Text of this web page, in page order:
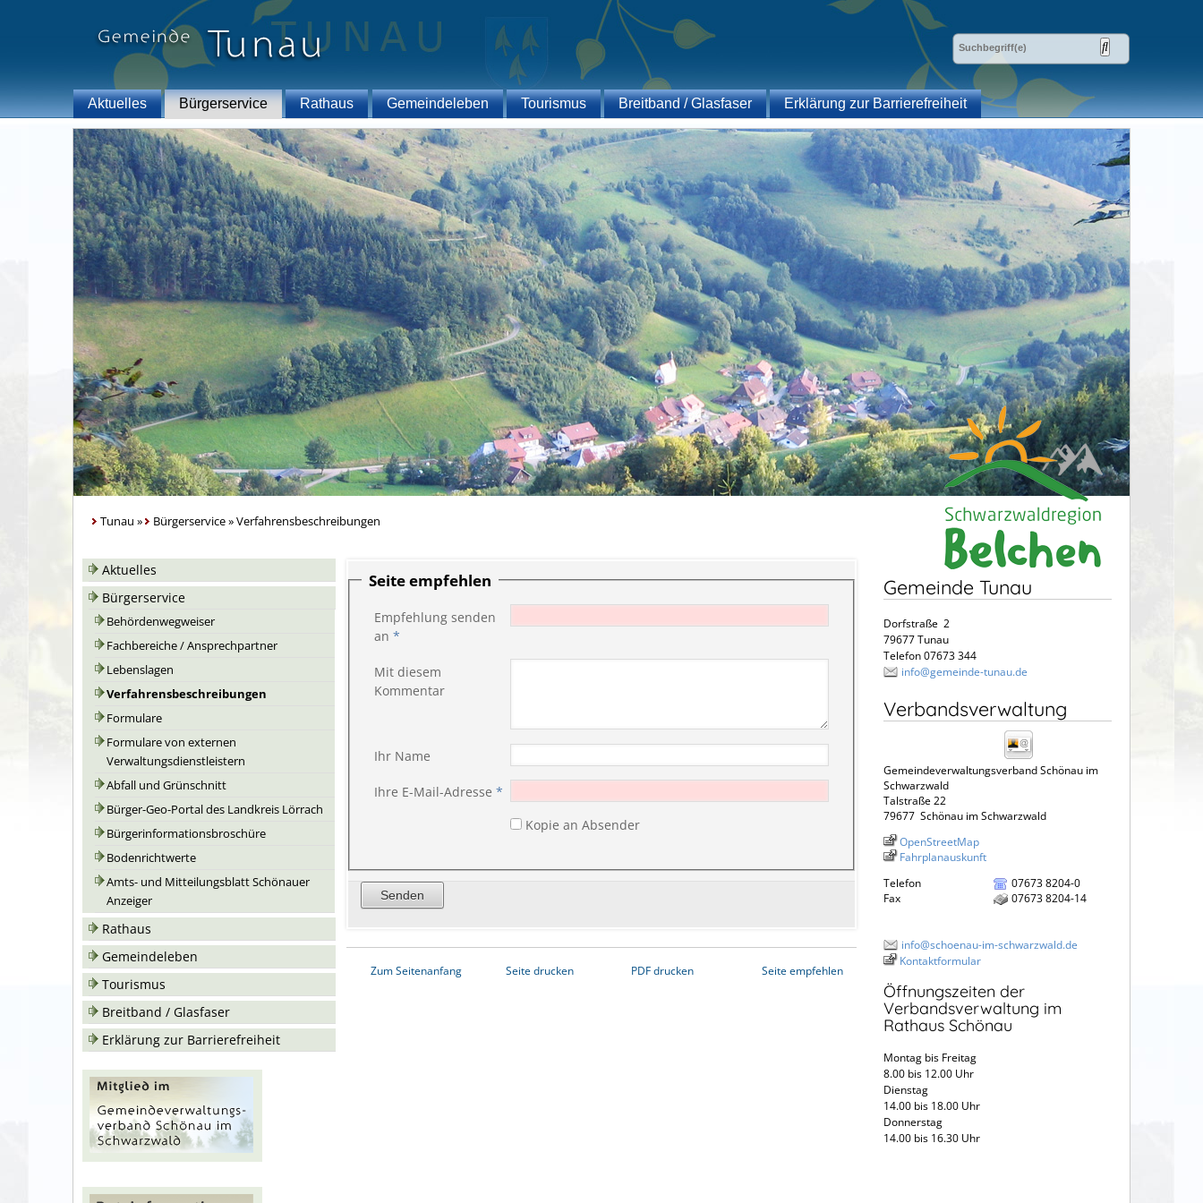
Aktuelles Bürgerservice Rathaus Gemeindeleben Tourismus Breitband / Glasfaser Erklärung zur Barrierefreiheit
Tunau » Bürgerservice»Verfahrensbeschreibungen
Aktuelles
Bürgerservice
Behördenwegweiser
Fachbereiche / Ansprechpartner
Lebenslagen
Verfahrensbeschreibungen
Formulare
Formulare von externen
Verwaltungsdienstleistern
Abfall und Grünschnitt
Bürger-Geo-Portal des Landkreis Lörrach
Bürgerinformationsbroschüre
Bodenrichtwerte
Amts- und Mitteilungsblatt Schönauer
Anzeiger
Rathaus
Gemeindeleben
Tourismus
Breitband / Glasfaser
Erklärung zur Barrierefreiheit
Seite empfehlen
Empfehlung senden
an *
Mit diesem
Kommentar
Ihr Name
Ihre E-Mail-Adresse *
Kopie an Absender
Zum Seitenanfang Seite drucken PDF drucken Seite empfehlen
Gemeinde Tunau
Dorfstraße 2
79677 Tunau
Telefon 07673 344
info@gemeinde-tunau.de
Verbandsverwaltung
Gemeindeverwaltungsverband Schönau im
Schwarzwald
Talstraße 22
79677 Schönau im Schwarzwald
OpenStreetMap
Fahrplanauskunft
Telefon
07673 8204-0
Fax
07673 8204-14
info@schoenau-im-schwarzwald.de
Kontaktformular
Öffnungszeiten der
Verbandsverwaltung im
Rathaus Schönau
Montag bis Freitag
8.00 bis 12.00 Uhr
Dienstag
14.00 bis 18.00 Uhr
Donnerstag
14.00 bis 16.30 Uhr